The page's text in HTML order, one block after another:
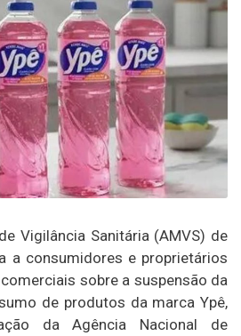
Vigilância Sanitária (AMVS) de
a consumidores e proprietários
sobre a suspensão da
de produtos da marca Ypê,
da Agência Nacional de